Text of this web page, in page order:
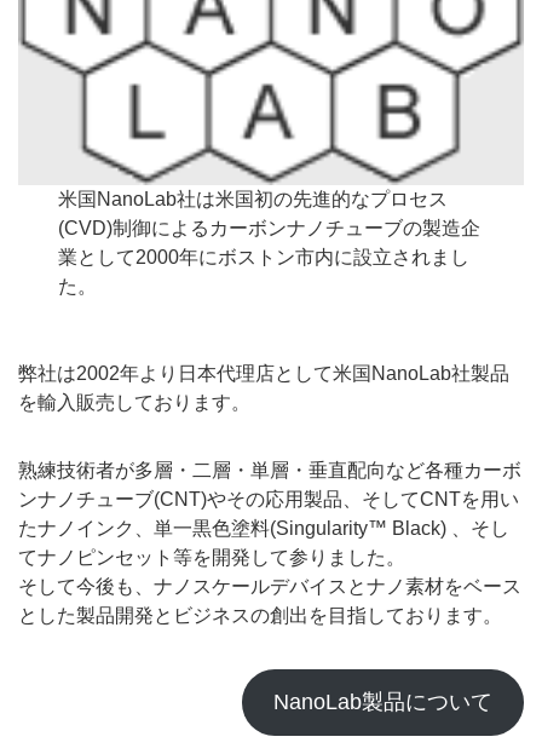
米国NanoLab社は米国初の先進的なプロセス
(CVD)制御によるカーボンナノチューブの製造企
業として2000年にボストン市内に設立されまし
た。
弊社は2002年より日本代理店として米国NanoLab社製品
を輸入販売しております。
熟練技術者が多層・二層・単層・垂直配向など各種カーボ
ンナノチューブ(CNT)やその応用製品、そしてCNTを用い
たナノインク、単一黒色塗料(Singularity™ Black) 、そし
てナノピンセット等を開発して参りました。
そして今後も、ナノスケールデバイスとナノ素材をベース
とした製品開発とビジネスの創出を目指しております。
NanoLab製品について